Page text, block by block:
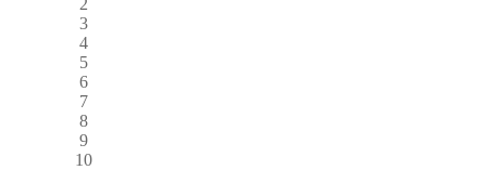
3
4
5
6
7
8
9
10